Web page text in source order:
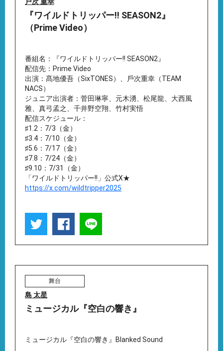
『ワイルドトリッパー!! SEASON2』
（Prime Video）
番組名：『ワイルドトリッパー!! SEASON2』
配信先：Prime Video
出演：髙地優吾（SixTONES）、⼾次重幸（TEAM
NACS）
ジュニア出演者：菅⽥琳寧、元⽊湧、松尾⿓、⼤⻄⾵
雅、真⼸孟之、千井野空翔、⽵村実悟
配信スケジュール：
♯1.2：7/3（金）
♯3.4：7/10（金）
♯5.6：7/17（金）
♯7.8：7/24（金）
♯9.10：7/31（金）
「ワイルドトリッパー!!」公式X★
https://x.com/wildtripper2025
舞台
島 太星
ミュージカル『空白の響き』
ミュージカル『空白の響き』Blanked Sound